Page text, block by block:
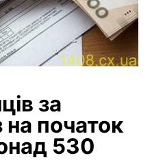
за
початок
530